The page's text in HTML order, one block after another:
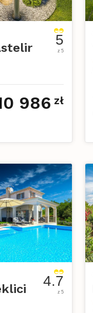
domowe
5
z 5
986 zł
4.7
z 5